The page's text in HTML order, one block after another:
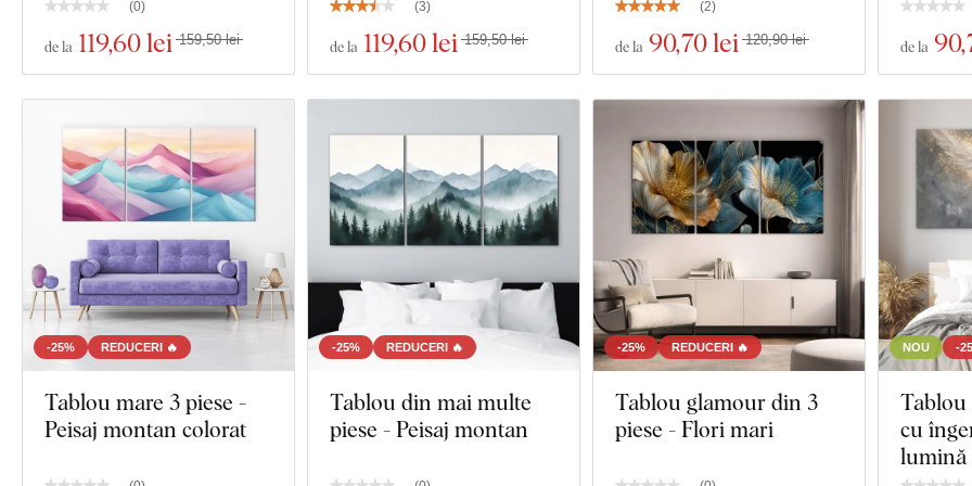
(0)
de la 119,60 lei 159,50 lei
(3)
de la 119,60 lei 159,50 lei
(2)
de la 90,70 lei 120,90 lei de la 90
-25% REDUCERI 🔥
Tablou mare 3 piese -
Peisaj montan colorat
-25% REDUCERI 🔥
Tablou din mai multe
piese - Peisaj montan
-25% REDUCERI 🔥
Tablou glamour din 3
piese - Flori mari
NOU -
cu
lumină